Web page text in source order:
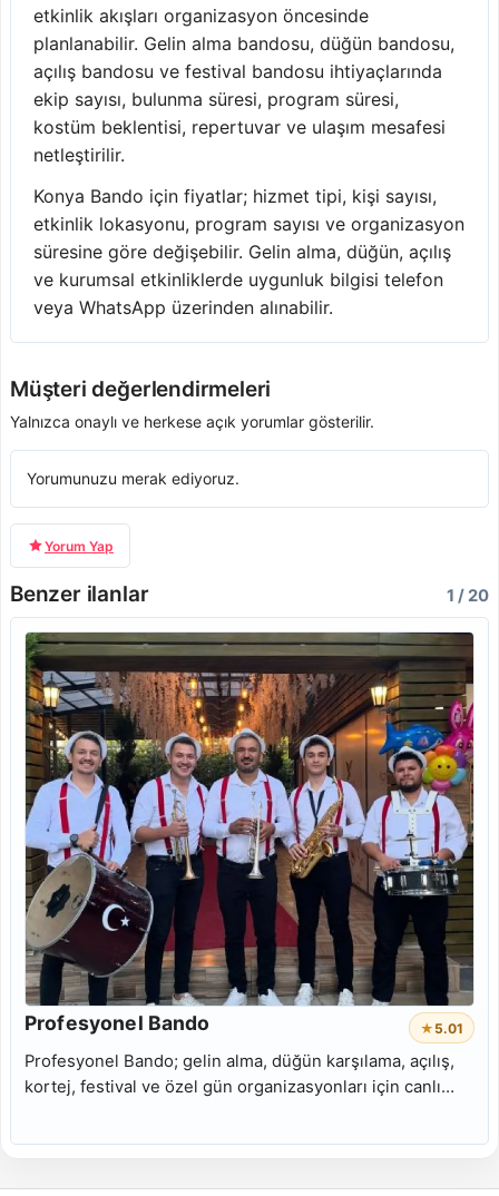
etkinlik akışları organizasyon öncesinde
planlanabilir. Gelin alma bandosu, düğün bandosu,
açılış bandosu ve festival bandosu ihtiyaçlarında
ekip sayısı, bulunma süresi, program süresi,
kostüm beklentisi, repertuvar ve ulaşım mesafesi
netleştirilir.
Konya Bando için fiyatlar; hizmet tipi, kişi sayısı,
etkinlik lokasyonu, program sayısı ve organizasyon
süresine göre değişebilir. Gelin alma, düğün, açılış
ve kurumsal etkinliklerde uygunluk bilgisi telefon
veya WhatsApp üzerinden alınabilir.
Müşteri değerlendirmeleri
Yalnızca onaylı ve herkese açık yorumlar gösterilir.
Yorumunuzu merak ediyoruz.
Yorum Yap
Benzer ilanlar 1 / 20
Profesyonel Bando ★ 5.01
Profesyonel Bando; gelin alma, düğün karşılama, açılış,
kortej, festival ve özel gün organizasyonları için canlı